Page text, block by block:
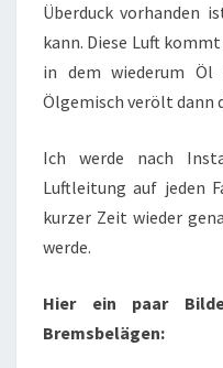
Überduck vorhanden
kann. Diese Luft
in dem wiederum Öl
Ölgemisch verölt dann
Ich werde nach
Luftleitung auf jeden
kurzer Zeit wieder
werde.
Hier ein paar
Bremsbelägen: